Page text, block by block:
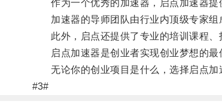
作为一个优秀的加速器，启点加速器提
加速器的导师团队由行业内顶级专家组
此外，启点还提供了专业的培训课程、
启点加速器是创业者实现创业梦想的最
无论你的创业项目是什么，选择启点加
#3#